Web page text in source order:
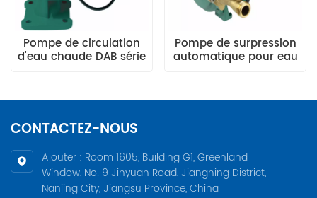
Pompe de circulation
d'eau chaude DAB série
Pompe de surpression
automatique pour eau
CONTACTEZ-NOUS
Ajouter : Room 1605, Building G1, Greenland
Window, No. 9 Jinyuan Road, Jiangning District,
Nanjing City, Jiangsu Province, China